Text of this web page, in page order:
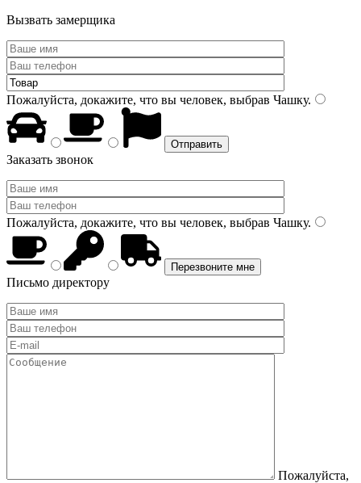
Вызвать замерщика
Пожалуйста, докажите, что вы человек, выбрав Чашку.
Заказать звонок
Пожалуйста, докажите, что вы человек, выбрав Чашку.
Письмо директору
Пожалуйста,